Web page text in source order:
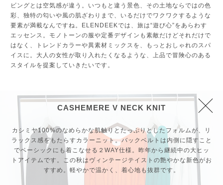
ビングとは空気感が違う。いつもと違う景色、その土地ならではの色
彩、独特の匂いや風の肌ざわりまで、いるだけでワクワクするような
要素が満載なんですね。ELENDEEKでは、旅は“遊び心”をあらわす
エッセンス。モノトーンの服や定番デザインも素敵だけどそれだけで
はなく、トレンドカラーや異素材ミックスを、もっとおしゃれのスパ
イスに。大人の女性が取り入れたくなるような、上品で冒険心のある
スタイルを提案していきたいです。
CASHEMERE V NECK KNIT
カシミヤ100%のなめらかな肌触りとたっぷりとしたフォルムが、リ
ラックス感をもたらすカラーニット。バックベルトは内側に隠すこと
でベーシックにも着こなせる２WAY仕様。昨年から継続中の大ヒッ
トアイテムです。この秋はヴィンテージテイストの艶やかな新色がお
すすめ。軽やかで温かく、着心地も抜群です。